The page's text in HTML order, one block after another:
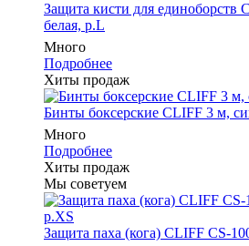
Защита кисти для единоборств
белая, р.L
Много
Подробнее
Хиты продаж
Бинты боксерские CLIFF 3 м,
Много
Подробнее
Хиты продаж
Мы советуем
Защита паха (кога) CLIFF CS-